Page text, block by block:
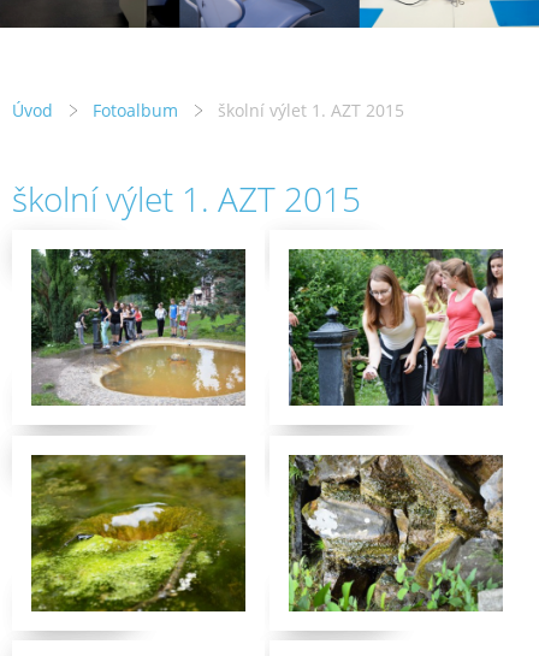
Úvod Fotoalbum školní výlet 1. AZT 2015
školní výlet 1. AZT 2015